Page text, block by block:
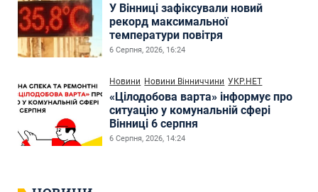
У Вінниці зафіксували новий
рекорд максимальної
температури повітря
6 Серпня, 2026, 16:24
Новини Новини Вінниччини УКР.НЕТ
«Цілодобова варта» інформує про
ситуацію у комунальній сфері
Вінниці 6 серпня
6 Серпня, 2026, 14:24